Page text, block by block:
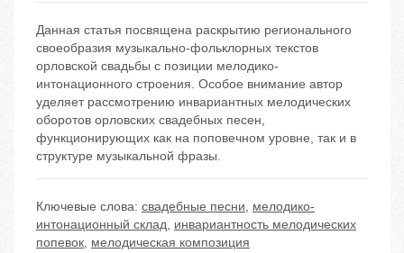
Данная статья посвящена раскрытию регионального
своеобразия музыкально-фольклорных текстов
орловской свадьбы с позиции мелодико-
интонационного строения. Особое внимание автор
уделяет рассмотрению инвариантных мелодических
оборотов орловских свадебных песен,
функционирующих как на поповечном уровне, так и в
структуре музыкальной фразы.
Ключевые слова: свадебные песни, мелодико-
интонационный склад, инвариантность мелодических
попевок, мелодическая композиция